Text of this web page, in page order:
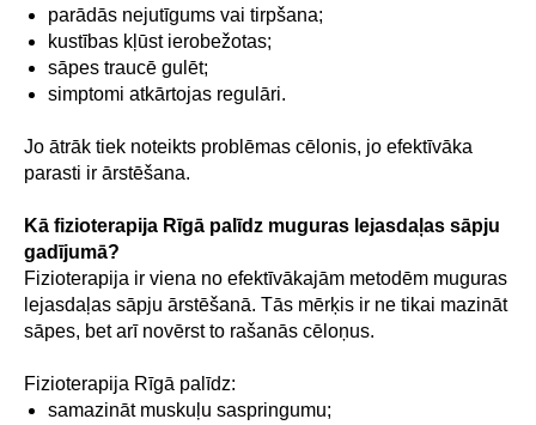
parādās nejutīgums vai tirpšana;
kustības kļūst ierobežotas;
sāpes traucē gulēt;
simptomi atkārtojas regulāri.
Jo ātrāk tiek noteikts problēmas cēlonis, jo efektīvāka
parasti ir ārstēšana.
Kā fizioterapija Rīgā palīdz muguras lejasdaļas sāpju
gadījumā?
Fizioterapija ir viena no efektīvākajām metodēm muguras
lejasdaļas sāpju ārstēšanā. Tās mērķis ir ne tikai mazināt
sāpes, bet arī novērst to rašanās cēloņus.
Fizioterapija Rīgā palīdz:
samazināt muskuļu saspringumu;